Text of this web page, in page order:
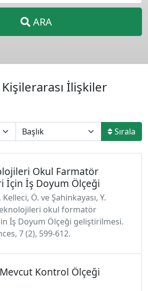
ARA
Kişilerarası İlişkiler
Sırala
Okul Farmatör
İçin İş Doyum Ölçeği
Ö. ve Şahinkayası, Y.
okul formatör
İş Doyum Ölçeği geliştirilmesi.
7 (2), 599-612.
Kontrol Ölçeği